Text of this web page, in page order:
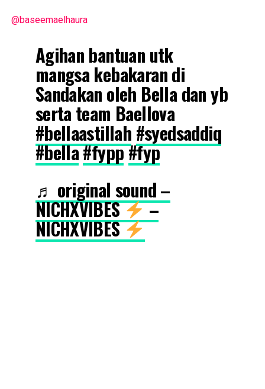
@baseemaelhaura
Agihan bantuan utk
mangsa kebakaran di
Sandakan oleh Bella dan yb
serta team Baellova
#bellaastillah #syedsaddiq
#bella#fypp#fyp
♬ original sound –
NICHXVIBES –
NICHXVIBES